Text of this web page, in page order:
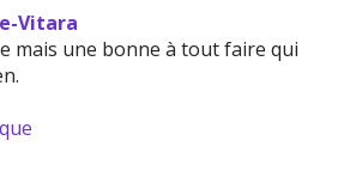
Vitara
mais une bonne à tout faire qui